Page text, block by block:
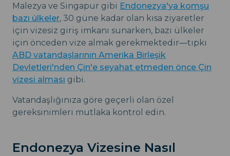
Malezya ve Singapur gibi Endonezya'ya komşu
bazı ülkeler, 30 güne kadar olan kısa ziyaretler
için vizesiz giriş imkanı sunarken, bazı ülkeler
için önceden vize almak gerekmektedir—tıpkı
ABD vatandaşlarının Amerika Birleşik
Devletleri'nden Çin'e seyahat etmeden önce Çin
vizesi alması gibi.
Vatandaşlığınıza göre geçerli olan özel
gereksinimleri mutlaka kontrol edin.
Endonezya Vizesine Nasıl